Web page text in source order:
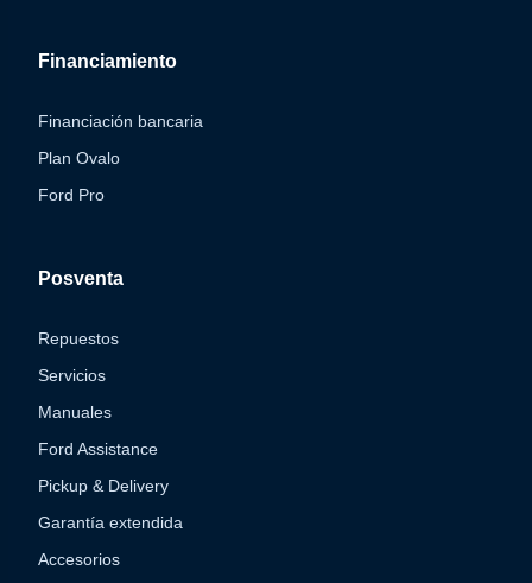
Financiamiento
Financiación bancaria
Plan Ovalo
Ford Pro
Posventa
Repuestos
Servicios
Manuales
Ford Assistance
Pickup & Delivery
Garantía extendida
Accesorios